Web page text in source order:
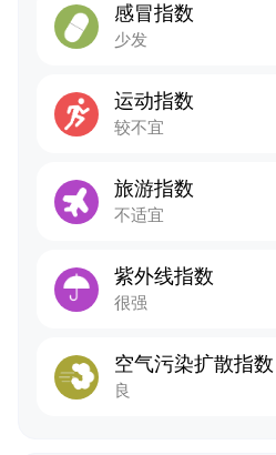
感冒指数
少发
运动指数
较不宜
旅游指数
不适宜
紫外线指数
很强
空气污染扩散指数
良